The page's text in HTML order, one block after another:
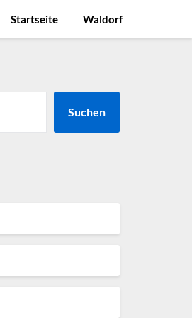
Startseite Waldorf
Suchen